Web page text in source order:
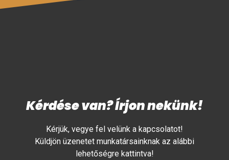
Kérdése van? Írjon nekünk!
Kérjük, vegye fel velünk a kapcsolatot!
Küldjön üzenetet munkatársainknak az alábbi
lehetőségre kattintva!